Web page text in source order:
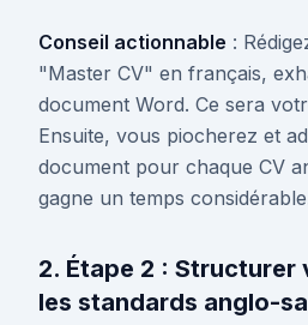
Conseil actionnable :
"Master CV" en français,
document Word. Ce sera
Ensuite, vous piocherez et
document pour chaque CV
gagne un temps
2. Étape 2 : Structurer
les standards anglo-